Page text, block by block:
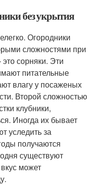
без укрытия
Огородники
сложностями при
сорняки. Эти
питательные
влагу у посаженых
Второй сложностью
клубники,
Иногда их бывает
уследить за
получаются
существуют
может